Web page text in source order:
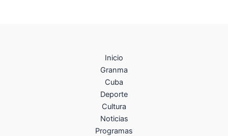
Inicio
Granma
Cuba
Deporte
Cultura
Noticias
Programas